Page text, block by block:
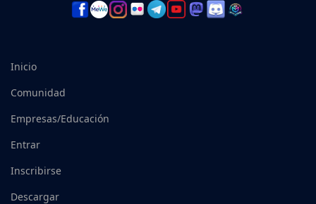
Inicio
Comunidad
Empresas/Educación
Entrar
Inscribirse
Descargar